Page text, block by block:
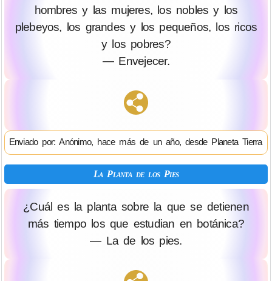
hombres y las mujeres, los nobles y los
plebeyos, los grandes y los pequeños, los ricos
y los pobres?
— Envejecer.
Enviado por: Anónimo, hace más de un año, desde Planeta Tierra
La Planta de los Pies
¿Cuál es la planta sobre la que se detienen
más tiempo los que estudian en botánica?
— La de los pies.